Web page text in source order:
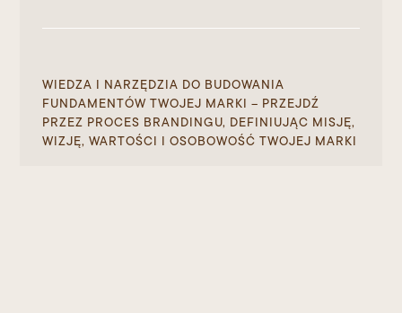
WIEDZA I NARZĘDZIA DO BUDOWANIA
FUNDAMENTÓW TWOJEJ MARKI – PRZEJDŹ
PRZEZ PROCES BRANDINGU, DEFINIUJĄC MISJĘ,
WIZJĘ, WARTOŚCI I OSOBOWOŚĆ TWOJEJ MARKI